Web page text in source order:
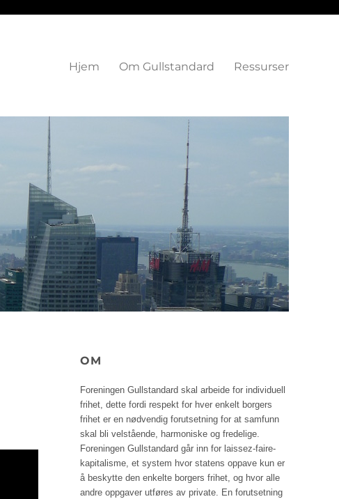
Hjem Om Gullstandard Ressurser
OM
Foreningen Gullstandard skal arbeide for individuell
frihet, dette fordi respekt for hver enkelt borgers
frihet er en nødvendig forutsetning for at samfunn
skal bli velstående, harmoniske og fredelige.
Foreningen Gullstandard går inn for laissez-faire-
kapitalisme, et system hvor statens oppave kun er
å beskytte den enkelte borgers frihet, og hvor alle
andre oppgaver utføres av private. En forutsetning